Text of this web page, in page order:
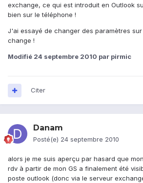
exchange, ce qui est introduit en Outlook
bien sur le téléphone !
J'ai essayé de changer des paramètres
change !
Modifié 24 septembre 2010 par pirmic
Citer
Danam
Posté(e) 24 septembre 2010
alors je me suis aperçu par hasard que
rdv à partir de mon GS a finalement été
poste outlook (donc via le serveur